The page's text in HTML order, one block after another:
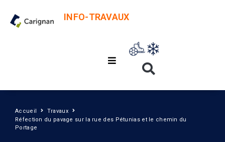
INFO-TRAVAUX
Accueil
Travaux
Réfection du pavage sur la rue des Pétunias et le chemin du
Portage